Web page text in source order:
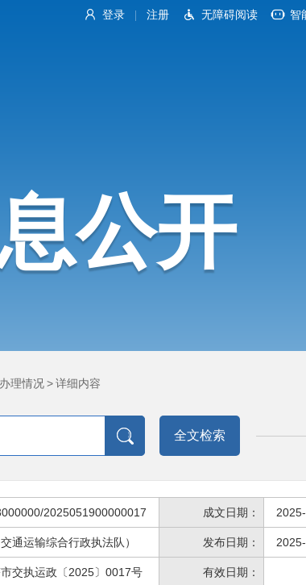
登录 注册 无障碍阅读 智
公开
理情况>详细内容
全文检索
2025051900000017 成文日期：
通运输综合行政执法队） 发布日期：
交执运政〔2025〕0017号 有效日期：